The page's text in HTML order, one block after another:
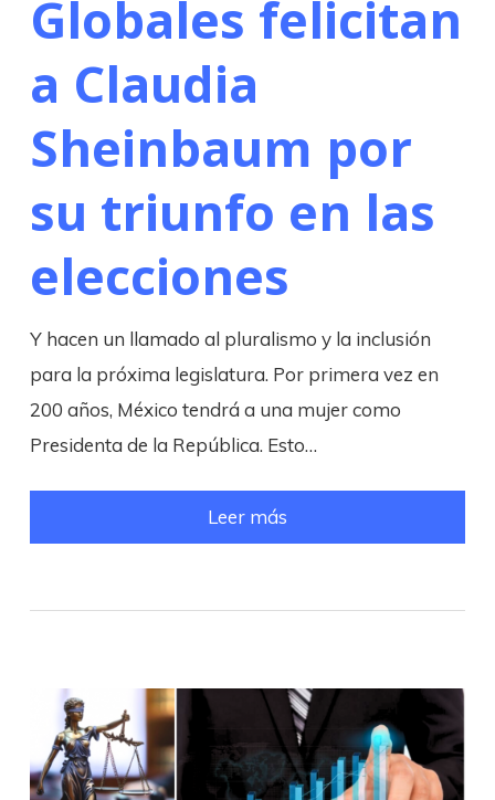
Globales felicitan
a Claudia
Sheinbaum por
su triunfo en las
elecciones
Y hacen un llamado al pluralismo y la inclusión
para la próxima legislatura. Por primera vez en
200 años, México tendrá a una mujer como
Presidenta de la República. Esto…
Leer más